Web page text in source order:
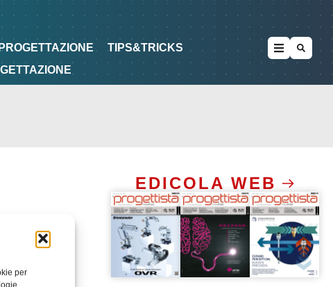
per
METODOLOGIE DI PROGETTAZIONE
TIPS&TRICKS
EDICOLA WEB